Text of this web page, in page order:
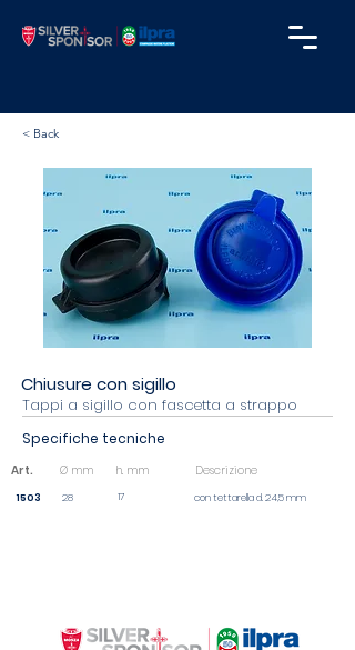
< Back
Chiusure con sigillo
Tappi a sigillo con fascetta a strappo
Specifiche tecniche
Art.
1503
Ø mm h. mm Descrizione
28 17 con tettarella d. 24,5 mm